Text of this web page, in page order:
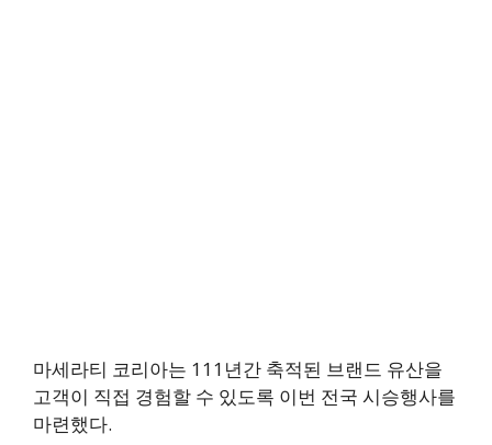
마세라티 코리아는 111년간 축적된 브랜드 유산을
고객이 직접 경험할 수 있도록 이번 전국 시승행사를
마련했다.